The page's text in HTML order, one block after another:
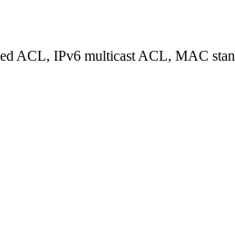
ACL, IPv6 multicast ACL, MAC